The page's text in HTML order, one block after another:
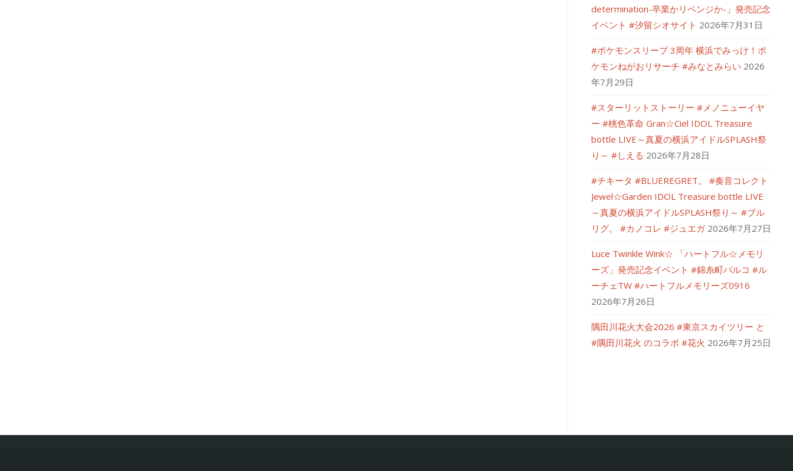
determination-卒業かリベンジか-」発売記念
イベント #汐留シオサイト 2026年7月31日
#ポケモンスリープ 3周年 横浜でみっけ！ポ
ケモンねがおリサーチ #みなとみらい 2026
年7月29日
#スターリットストーリー #メノニューイヤ
ー #桃色革命 Gran☆Ciel IDOL Treasure
bottle LIVE～真夏の横浜アイドルSPLASH祭
り～ #しえる 2026年7月28日
#チキータ #BLUEREGRET。 #奏音コレクト
Jewel☆Garden IDOL Treasure bottle LIVE
～真夏の横浜アイドルSPLASH祭り～ #ブル
リグ。 #カノコレ #ジュエガ 2026年7月27日
Luce Twinkle Wink☆ 「ハートフル☆メモリ
ーズ」発売記念イベント #錦糸町パルコ #ル
ーチェTW #ハートフルメモリーズ0916
2026年7月26日
隅田川花火大会2026 #東京スカイツリー と
#隅田川花火 のコラボ #花火 2026年7月25日